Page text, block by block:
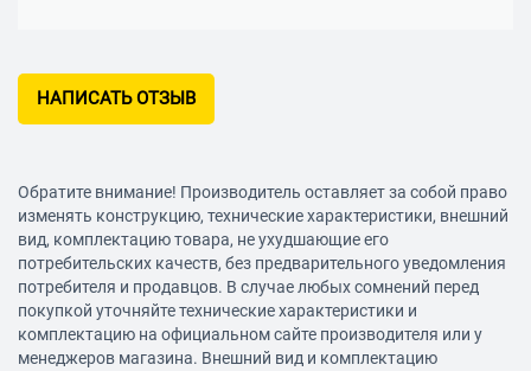
НАПИСАТЬ ОТЗЫВ
Обратите внимание! Производитель оставляет за собой право
изменять конструкцию, технические характеристики, внешний
вид, комплектацию товара, не ухудшающие его
потребительских качеств, без предварительного уведомления
потребителя и продавцов. В случае любых сомнений перед
покупкой уточняйте технические характеристики и
комплектацию на официальном сайте производителя или у
менеджеров магазина. Внешний вид и комплектацию